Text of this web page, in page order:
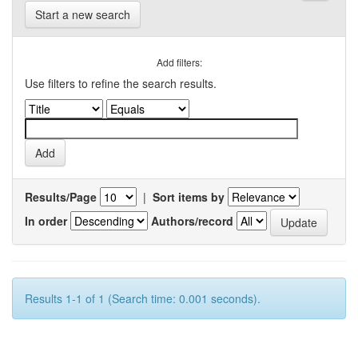
Start a new search
Add filters:
Use filters to refine the search results.
Results/Page | Sort items by
In order
Authors/record
Results 1-1 of 1 (Search time: 0.001 seconds).